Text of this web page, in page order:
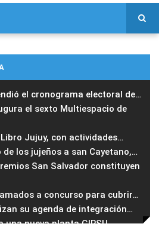
el cronograma electoral de…
el sexto Multiespacio de
Jujuy, con actividades…
los jujeños a san Cayetano,…
San Salvador constituyen
a concurso para cubrir…
su agenda de integración…
una nueva planta GIRSU…